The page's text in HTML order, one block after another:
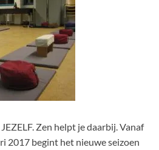
Zen helpt je daarbij. Vanaf
2017 begint het nieuwe seizoen